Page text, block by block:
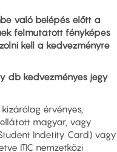
való belépés előtt a
felmutatott fényképes
kell a kedvezményre
db kedvezményes jegy
kizárólag érvényes,
magyar, vagy
Indetity Card) vagy
ITIC nemzetközi